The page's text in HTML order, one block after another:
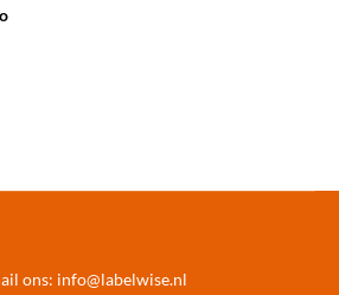
ons: info@labelwise.nl